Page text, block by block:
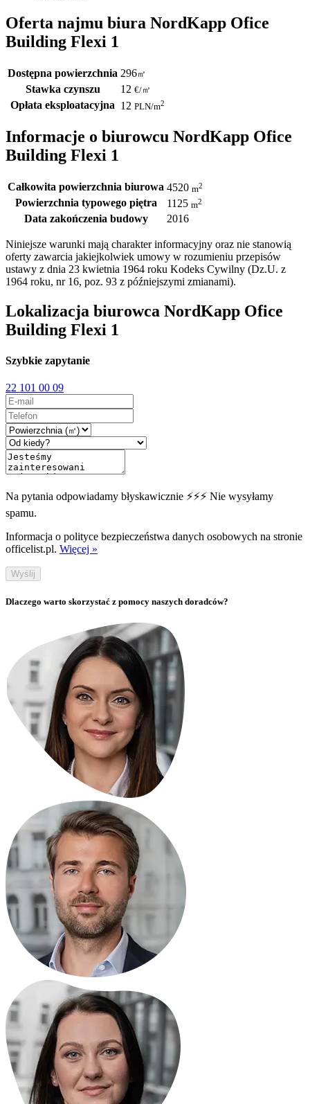
Oferta najmu biura NordKapp Ofice
Building Flexi 1
Dostępna powierzchnia 296㎡
Stawka czynszu 12 €/㎡
Opłata eksploatacyjna 12 PLN/m2
Informacje o biurowcu NordKapp Ofice
Building Flexi 1
Całkowita powierzchnia biurowa 4520 m2
Powierzchnia typowego piętra 1125 m2
Data zakończenia budowy 2016
Niniejsze warunki mają charakter informacyjny oraz nie stanowią
oferty zawarcia jakiejkolwiek umowy w rozumieniu przepisów
ustawy z dnia 23 kwietnia 1964 roku Kodeks Cywilny (Dz.U. z
1964 roku, nr 16, poz. 93 z późniejszymi zmianami).
Lokalizacja biurowca NordKapp Ofice
Building Flexi 1
Szybkie zapytanie
22 101 00 09
Na pytania odpowiadamy błyskawicznie ⚡⚡⚡ Nie wysyłamy
spamu.
Informacja o polityce bezpieczeństwa danych osobowych na stronie
officelist.pl. Więcej »
Wyślij
Dlaczego warto skorzystać z pomocy naszych doradców?